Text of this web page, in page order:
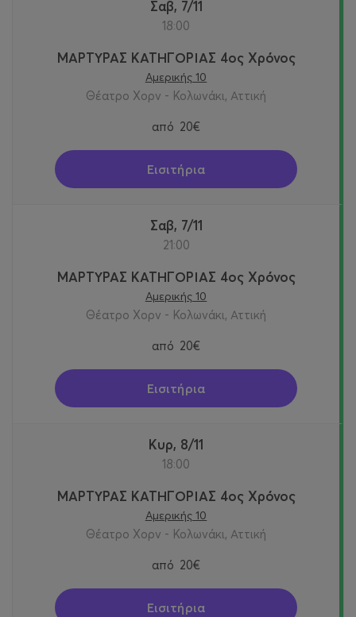
Σαβ, 7/11
18:00
ΜΑΡΤΥΡΑΣ ΚΑΤΗΓΟΡΙΑΣ 4ος Χρόνος
Αμερικής 10
Θέατρο Χορν - Κολωνάκι, Αττική
από 20€
Εισιτήρια
Σαβ, 7/11
21:00
ΜΑΡΤΥΡΑΣ ΚΑΤΗΓΟΡΙΑΣ 4ος Χρόνος
Αμερικής 10
Θέατρο Χορν - Κολωνάκι, Αττική
από 20€
Εισιτήρια
Κυρ, 8/11
18:00
ΜΑΡΤΥΡΑΣ ΚΑΤΗΓΟΡΙΑΣ 4ος Χρόνος
Αμερικής 10
Θέατρο Χορν - Κολωνάκι, Αττική
από 20€
Εισιτήρια